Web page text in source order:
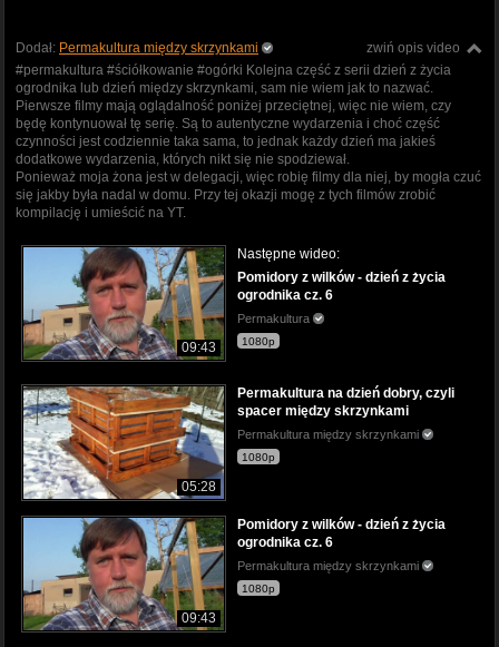
zwiń opis video
Dodał: Permakultura między skrzynkami
#permakultura #ściółkowanie #ogórki Kolejna część z serii dzień z życia
ogrodnika lub dzień między skrzynkami, sam nie wiem jak to nazwać.
Pierwsze filmy mają oglądalność poniżej przeciętnej, więc nie wiem, czy
będę kontynuował tę serię. Są to autentyczne wydarzenia i choć część
czynności jest codziennie taka sama, to jednak każdy dzień ma jakieś
dodatkowe wydarzenia, których nikt się nie spodziewał.
Ponieważ moja żona jest w delegacji, więc robię filmy dla niej, by mogła czuć
się jakby była nadal w domu. Przy tej okazji mogę z tych filmów zrobić
kompilację i umieścić na YT.
09:43
Następne wideo:
Pomidory z wilków - dzień z życia
ogrodnika cz. 6
Permakultura
1080p
05:28
Permakultura na dzień dobry, czyli
spacer między skrzynkami
Permakultura między skrzynkami
1080p
09:43
Pomidory z wilków - dzień z życia
ogrodnika cz. 6
Permakultura między skrzynkami
1080p